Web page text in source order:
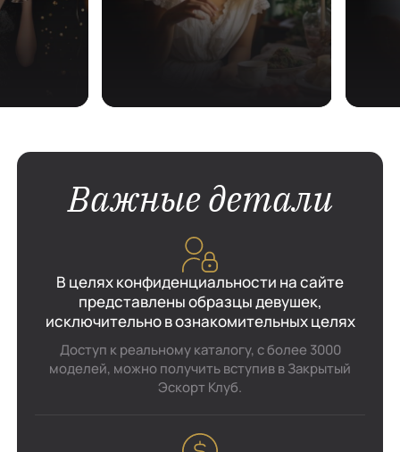
Важные детали
В целях конфиденциальности на сайте
представлены образцы девушек,
исключительно в ознакомительных целях
Доступ к реальному каталогу, с более 3000
моделей, можно получить вступив в Закрытый
Эскорт Клуб.